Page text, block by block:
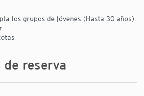
los grupos de jóvenes (Hasta 30 años)
de reserva